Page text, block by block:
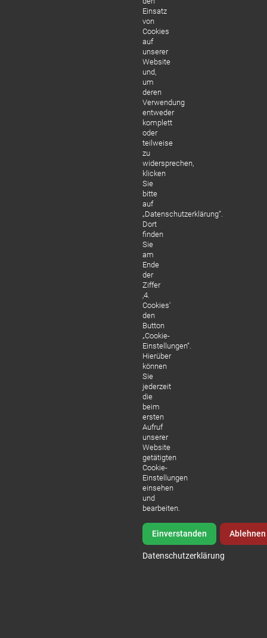
Einsatz
von
Cookies
auf
unserer
Website
und,
um
deren
Verwendung
entweder
komplett
oder
teilweise
zu
widersprechen,
klicken
Sie
bitte
auf
„Datenschutzerklärung“.
Dort
finden
Sie
am
Ende
der
Ziffer
‚4.
Cookies‘
den
Button
„Cookie-
Einstellungen“.
Hierüber
können
Sie
jederzeit
die
beim
ersten
Aufruf
unserer
Website
getätigten
Cookie-
Einstellungen
einsehen
und
bearbeiten.
Einverstanden Ablehnen
Datenschutzerklärung